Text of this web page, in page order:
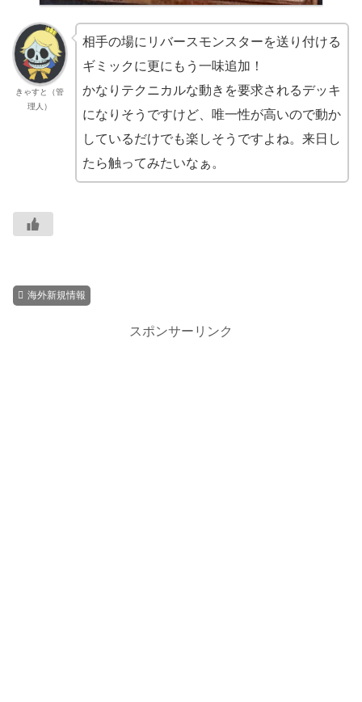
きゃすと（管
理人）
相手の場にリバースモンスターを送り付ける
ギミックに更にもう一味追加！
かなりテクニカルな動きを要求されるデッキ
になりそうですけど、唯一性が高いので動か
しているだけでも楽しそうですよね。来日し
たら触ってみたいなぁ。
海外新規情報
スポンサーリンク